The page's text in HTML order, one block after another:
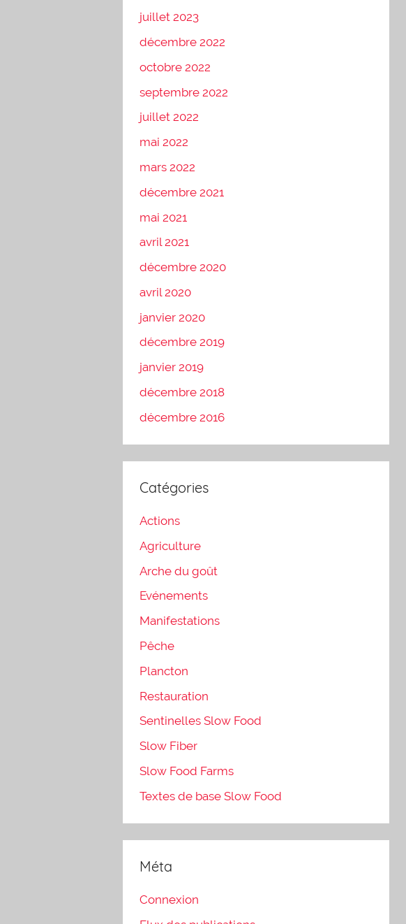
juillet 2023
décembre 2022
octobre 2022
septembre 2022
juillet 2022
mai 2022
mars 2022
décembre 2021
mai 2021
avril 2021
décembre 2020
avril 2020
janvier 2020
décembre 2019
janvier 2019
décembre 2018
décembre 2016
Catégories
Actions
Agriculture
Arche du goût
Evénements
Manifestations
Pêche
Plancton
Restauration
Sentinelles Slow Food
Slow Fiber
Slow Food Farms
Textes de base Slow Food
Méta
Connexion